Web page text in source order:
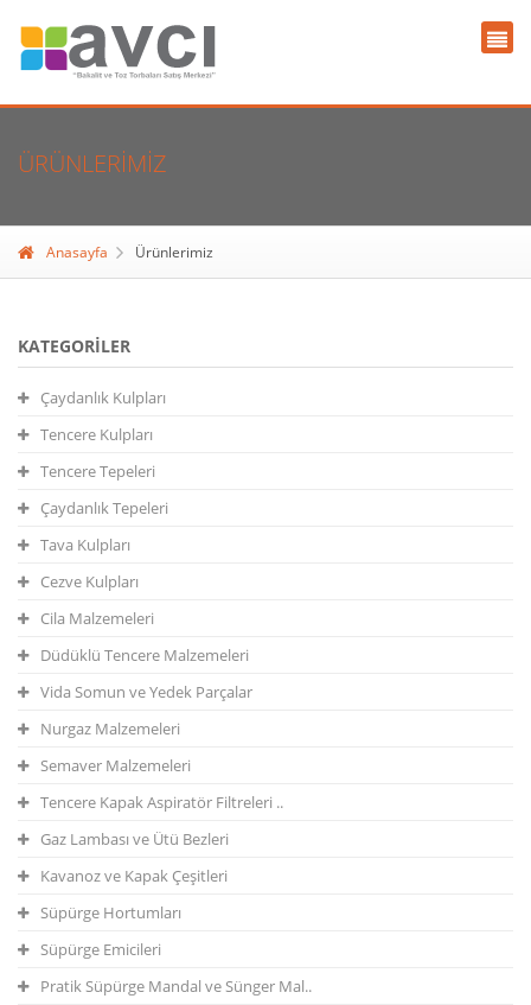
ÜRÜNLERIMIZ
Anasayfa Ürünlerimiz
KATEGORILER
Çaydanlık Kulpları
Tencere Kulpları
Tencere Tepeleri
Çaydanlık Tepeleri
Tava Kulpları
Cezve Kulpları
Cila Malzemeleri
Düdüklü Tencere Malzemeleri
Vida Somun ve Yedek Parçalar
Nurgaz Malzemeleri
Semaver Malzemeleri
Tencere Kapak Aspiratör Filtreleri ..
Gaz Lambası ve Ütü Bezleri
Kavanoz ve Kapak Çeşitleri
Süpürge Hortumları
Süpürge Emicileri
Pratik Süpürge Mandal ve Sünger Mal..